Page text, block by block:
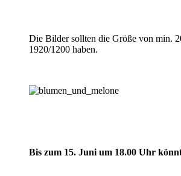
Die Bilder sollten die Größe von min.
1920/1200 haben.
Bis zum 15. Juni um 18.00 Uhr